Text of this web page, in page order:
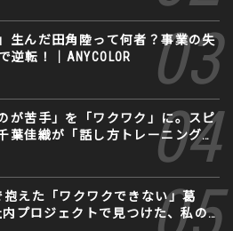
生んだ田角陸って何者？事業の失
逆転！｜ANYCOLOR
が苦手」を「ワクワク」に。スピ
葉佳織が「話し方トレーニング」
えた「ワクワクできない」葛
内プロジェクトで見つけた、私の